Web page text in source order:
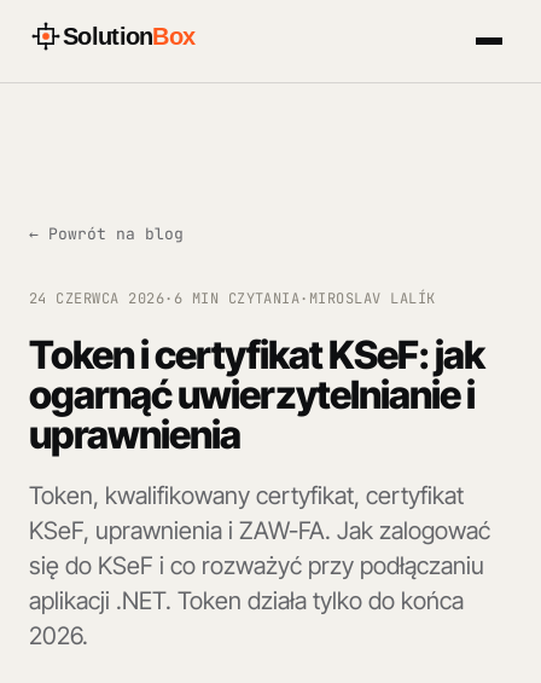
SolutionBox
← Powrót na blog
24 CZERWCA 2026· 6 MIN CZYTANIA· MIROSLAV LALÍK
Token i certyfikat KSeF: jak
ogarnąć uwierzytelnianie i
uprawnienia
Token, kwalifikowany certyfikat, certyfikat
KSeF, uprawnienia i ZAW-FA. Jak zalogować
się do KSeF i co rozważyć przy podłączaniu
aplikacji .NET. Token działa tylko do końca
2026.